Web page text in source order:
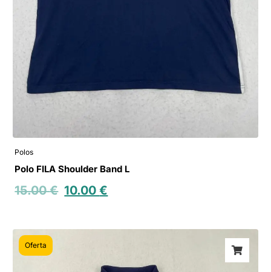
Polos
Polo FILA Shoulder Band L
15.00€ 10.00€
Oferta